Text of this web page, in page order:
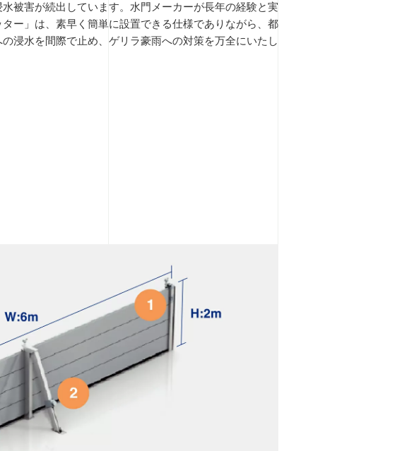
被害が続出しています。水門メーカーが長年の経験と実
ー」は、素早く簡単に設置できる仕様でありながら、都
浸水を間際で止め、ゲリラ豪雨への対策を万全にいたし